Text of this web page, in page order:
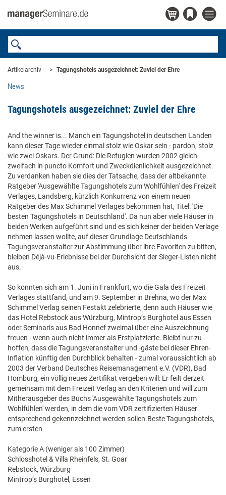
Artikelarchiv Tagungshotels ausgezeichnet: Zuviel der Ehre
News
Tagungshotels ausgezeichnet: Zuviel der Ehre
And the winner is... Manch ein Tagungshotel in deutschen Landen
kann dieser Tage wieder einmal stolz wie Oskar sein - pardon, stolz
wie zwei Oskars. Der Grund: Die Refugien wurden 2002 gleich
zweifach in puncto Komfort und Zweckdienlichkeit ausgezeichnet.
Zu verdanken haben sie dies der Tatsache, dass der altbekannte
Ratgeber 'Ausgewählte Tagungshotels zum Wohlfühlen' des Freizeit
Verlages, Landsberg, kürzlich Konkurrenz von einem neuen
Ratgeber des Max Schimmel Verlages bekommen hat, Titel: 'Die
besten Tagungshotels in Deutschland'. Da nun aber viele Häuser in
beiden Werken aufgeführt sind und es sich keiner der beiden Verlage
nehmen lassen wollte, auf dieser Grundlage Deutschlands
Tagungsveranstalter zur Abstimmung über ihre Favoriten zu bitten,
bleiben Déjà-vu-Erlebnisse bei der Durchsicht der Sieger-Listen nicht
aus.
So konnten sich am 1. Juni in Frankfurt, wo die Gala des Freizeit
Verlages stattfand, und am 9. September in Brehna, wo der Max
Schimmel Verlag seinen Festakt zelebrierte, denn auch Häuser wie
das Hotel Rebstock aus Würzburg, Mintrop’s Burghotel aus Essen
oder Seminaris aus Bad Honnef zweimal über eine Auszeichnung
freuen - wenn auch nicht immer als Erstplatzierte. Bleibt nur zu
hoffen, dass die Tagungsveranstalter und -gäste bei dieser Ehren-
Inflation künftig den Durchblick behalten - zumal voraussichtlich ab
2003 der Verband Deutsches Reisemanagement e.V. (VDR), Bad
Homburg, ein völlig neues Zertifikat vergeben will: Er feilt derzeit
gemeinsam mit dem Freizeit Verlag an den Kriterien und will zum
Mitherausgeber des Buchs 'Ausgewählte Tagungshotels zum
Wohlfühlen' werden, in dem die vom VDR zertifizierten Häuser
entsprechend gekennzeichnet werden sollen.Beste Tagungshotels,
zum ersten
Kategorie A (weniger als 100 Zimmer)
Schlosshotel & Villa Rheinfels, St. Goar
Rebstock, Würzburg
Mintrop’s Burghotel, Essen